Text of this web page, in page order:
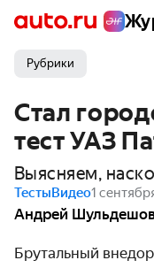
Рубрики
Стал
тест УАЗ
Выясняем,
ТестыВидео1
Андрей
Брутальный